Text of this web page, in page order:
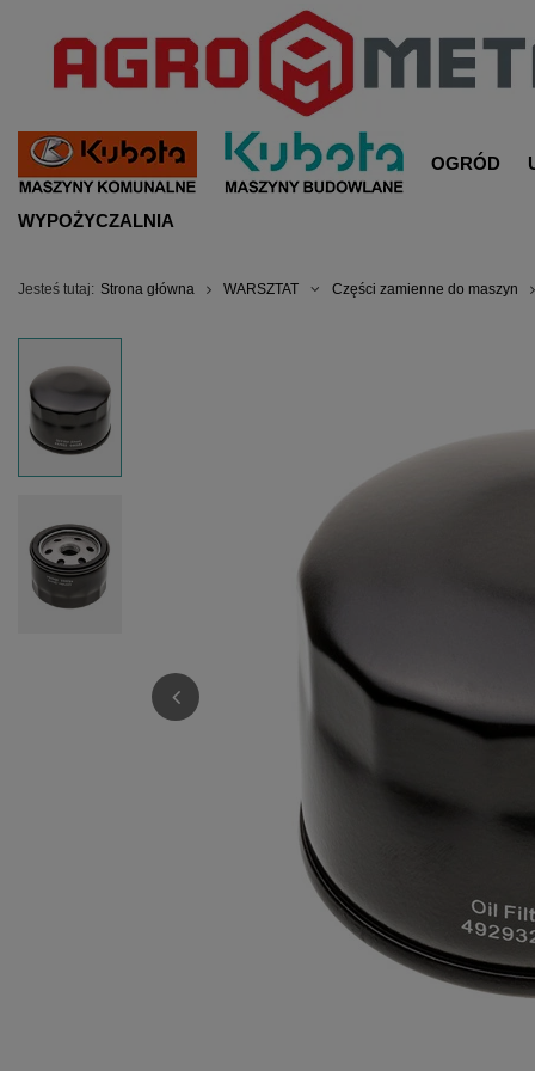
OGRÓD
WYPOŻYCZALNIA
Jesteś tutaj: Strona główna WARSZTAT Części zamienne do maszyn